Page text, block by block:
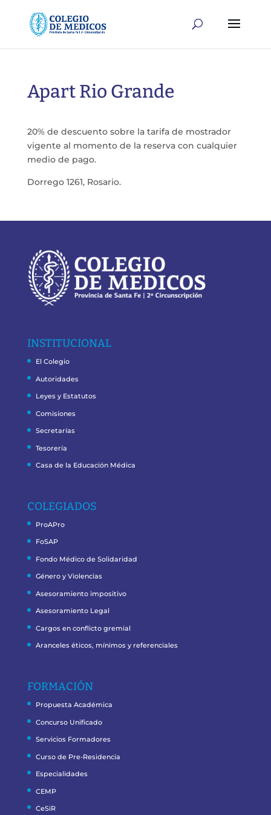
Apart Rio Grande
20% de descuento sobre la tarifa de mostrador
vigente al momento de la reserva con cualquier
medio de pago.
Dorrego 1261, Rosario.
INSTITUCIONAL
El Colegio
Autoridades
Leyes y Estatutos
Comisiones
Secretarías
Tesorería
Casa de la Educación Médica
COLEGIADOS
ProAPro
FoSAP
Fondo Médico de Solidaridad
Género y Violencias
Asesoramiento impositivo
Asesoramiento Legal
Cargos en conflicto gremial
Aranceles éticos, mínimos y referenciales
FORMACIÓN
Propuesta Académica
Concurso Unificado
Servicios Formadores
Curso de Pre-Residencia
Especialidades
CEMP
CeSiR